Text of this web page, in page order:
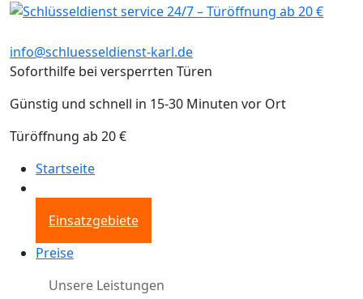
info@schluesseldienst-karl.de
Soforthilfe bei versperrten Türen
Günstig und schnell in 15-30 Minuten vor Ort
Türöffnung ab 20 €
Startseite
Einsatzgebiete
Preise
Unsere Leistungen